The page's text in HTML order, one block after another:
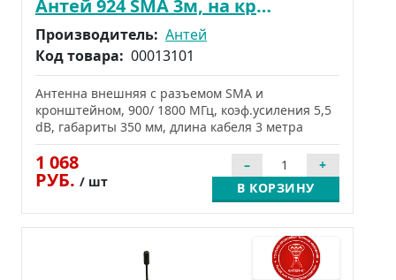
Антей 924 SMA 3м, на кронштейне, 5,5dB
Производитель: Антей
Код товара: 00013101
Антенна внешняя с разъемом SMA и
кронштейном, 900/ 1800 МГц, коэф.усиления 5,5
dB, габариты 350 мм, длина кабеля 3 метра
1 068
РУБ. / шт В КОРЗИНУ